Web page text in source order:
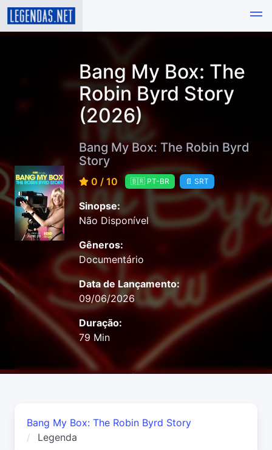
Bang My Box: The
Robin Byrd Story
(2026)
Bang My Box: The Robin Byrd
Story
0 / 10 🇧🇷 PT-BR 📄 SRT
Sinopse:
Não Disponível
Gêneros:
Documentário
Data de Lançamento:
09/06/2026
Duração:
79 Min
Bang My Box: The Robin Byrd Story
Legenda